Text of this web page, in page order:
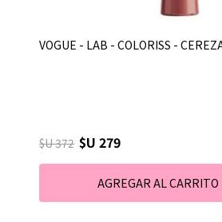
VOGUE - LAB - COLORISS -
$U 372 $U 279